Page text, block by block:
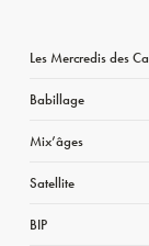
Les Mercredis des
Babillage
Mix’âges
Satellite
BIP